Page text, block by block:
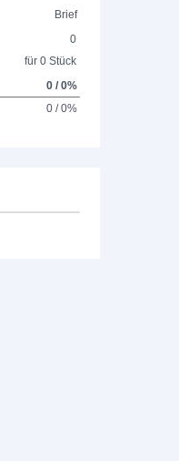
Brief
0
für 0 Stück
0 / 0%
0 / 0%